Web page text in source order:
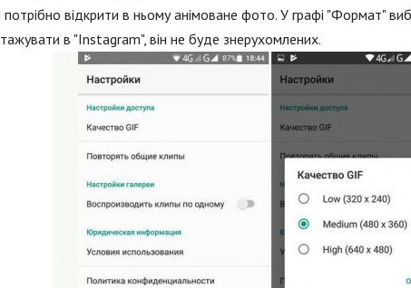
відкрити в ньому анімоване фото. У графі "Формат"
в "Instagram", він не буде знерухомлених.